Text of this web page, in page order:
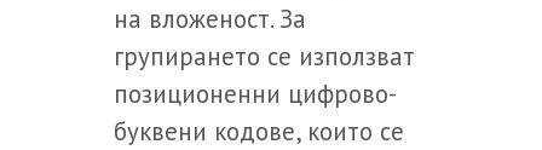
на вложеност. За
групирането се използват
позиционенни цифрово-
буквени кодове, които се